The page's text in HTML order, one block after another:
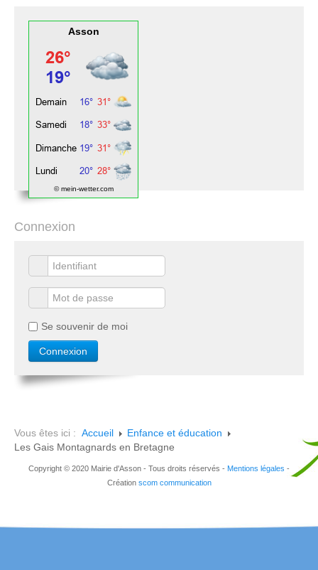
Asson
© mein-wetter.com
Connexion
Se souvenir de moi
Vous êtes ici : Accueil
Enfance et éducation
Les Gais Montagnards en Bretagne
Copyright © 2020 Mairie d'Asson - Tous droits réservés - Mentions légales -
Création scom communication